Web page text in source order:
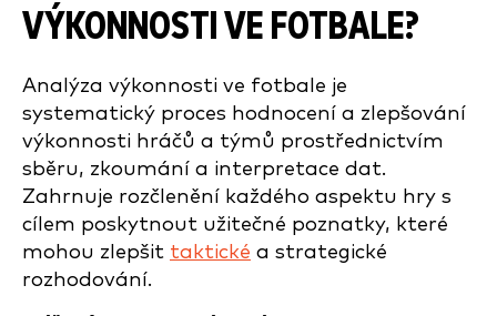
VÝKONNOSTI VE FOTBALE?
Analýza výkonnosti ve fotbale je
systematický proces hodnocení a zlepšování
výkonnosti hráčů a týmů prostřednictvím
sběru, zkoumání a interpretace dat.
Zahrnuje rozčlenění každého aspektu hry s
cílem poskytnout užitečné poznatky, které
mohou zlepšit taktické a strategické
rozhodování.